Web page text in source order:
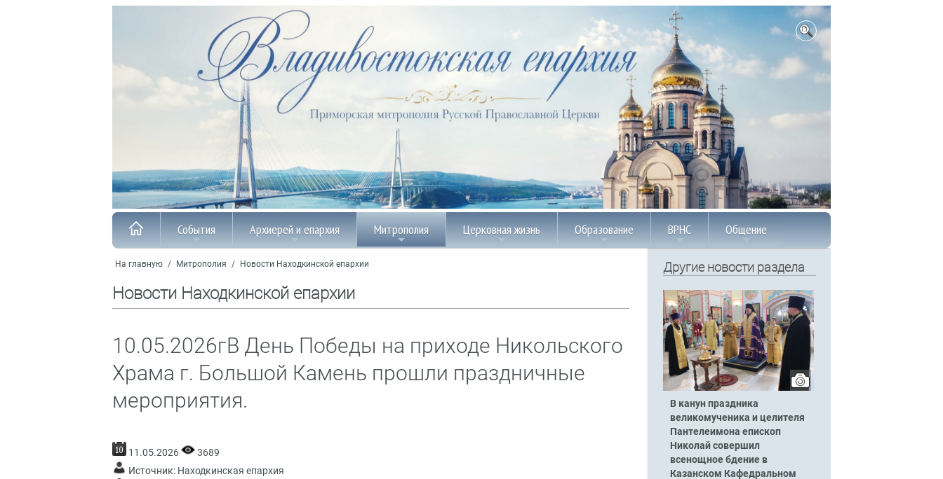
События Архиерей и епархия Митрополия Церковная жизнь Образование ВРНС Общение
На главную / Митрополия / Новости Находкинской епархии
Новости Находкинской епархии
10.05.2026гВ День Победы на приходе Никольского
Храма г. Большой Камень прошли праздничные
мероприятия.
11.05.2026
3689
Источник: Находкинская епархия
Другие новости раздела
В канун праздника
великомученика и целителя
Пантелеимона епископ
Николай совершил
всенощное бдение в
Казанском Кафедральном